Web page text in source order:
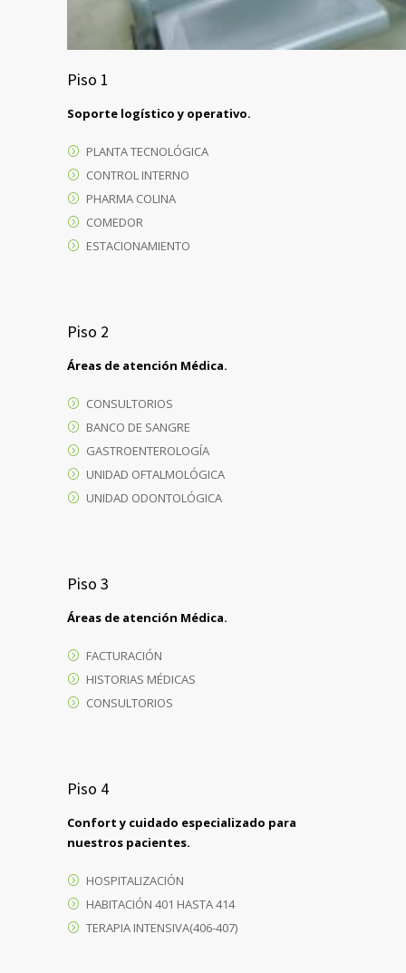
Piso 1
Soporte logístico y operativo.
PLANTA TECNOLÓGICA
CONTROL INTERNO
PHARMA COLINA
COMEDOR
ESTACIONAMIENTO
Piso 2
Áreas de atención Médica.
CONSULTORIOS
BANCO DE SANGRE
GASTROENTEROLOGÍA
UNIDAD OFTALMOLÓGICA
UNIDAD ODONTOLÓGICA
Piso 3
Áreas de atención Médica.
FACTURACIÓN
HISTORIAS MÉDICAS
CONSULTORIOS
Piso 4
Confort y cuidado especializado para
nuestros pacientes.
HOSPITALIZACIÓN
HABITACIÓN 401 HASTA 414
TERAPIA INTENSIVA(406-407)